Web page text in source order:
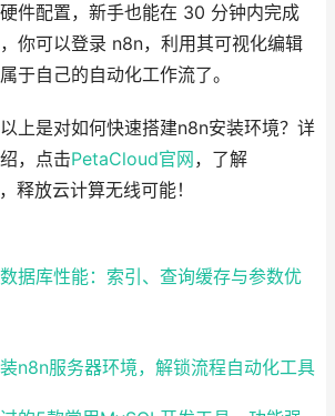
件配置，新手也能在 30 分钟内完成
你可以登录 n8n，利用其可视化编辑
于自己的自动化工作流了。
以上是对如何快速搭建n8n安装环境？详
，点击PetaCloud官网 ，了解
释放云计算无线可能！
据库性能：索引、查询缓存与参数优
n8n服务器环境，解锁流程自动化工具